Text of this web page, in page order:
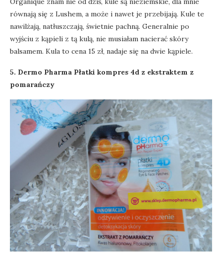
równają się z Lushem, a może i nawet je przebijają. Kule te
nawilżają, natłuszczają, świetnie pachną. Generalnie po
wyjściu z kąpieli z tą kulą, nie musiałam nacierać skóry
balsamem. Kula to cena 15 zł, nadaje się na dwie kąpiele.
5. Dermo Pharma Płatki kompres 4d z ekstraktem z
pomarańczy